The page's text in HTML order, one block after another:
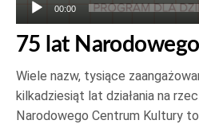
00:00
75 lat
Wiele nazw, tysiące
kilkadziesiąt lat działania na
Narodowego Centrum Kultury